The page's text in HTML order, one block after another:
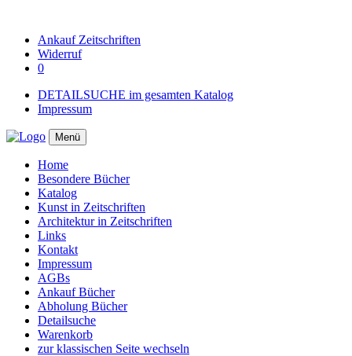
AnkaufZeitschriften
Widerruf
0
DETAILSUCHE im gesamten Katalog
Impressum
Menü
Home
Besondere Bücher
Katalog
Kunst in Zeitschriften
Architektur in Zeitschriften
Links
Kontakt
Impressum
AGBs
Ankauf Bücher
Abholung Bücher
Detailsuche
Warenkorb
zur klassischen Seite wechseln